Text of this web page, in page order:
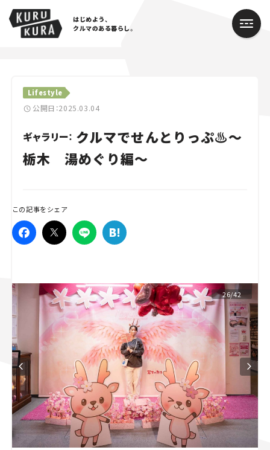
はじめよう、
クルマのある暮らし。
Lifestyle
公開日：2025.03.04
ギャラリー： クルマでせんとりっぷ♨〜
栃木 湯めぐり編〜
この記事をシェア
26/42
Cars
Lifestyle
Traffic
Series
Campaign
スズキ ジムニー｜Suzuki Jimny
スズキ｜Suzuki
マツダ｜Mazda
マツダ ロードスター｜Mazda Roadster